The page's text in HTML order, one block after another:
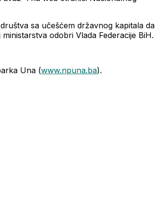
sa učešćem državnog kapitala da
odobri Vlada Federacije BiH.
Una (www.npuna.ba).